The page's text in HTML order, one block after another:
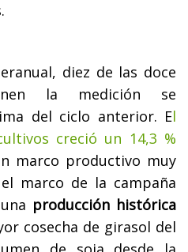
diez de las doce
la medición se
del ciclo anterior. El
creció un 14,3 %
marco productivo muy
marco de la campaña
producción histórica
cosecha de girasol del